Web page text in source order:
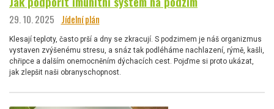
29. 10. 2025 Jídelní plán
Klesají teploty, často prší a dny se zkracují. S podzimem je náš organizmus
vystaven zvýšenému stresu, a snáz tak podléháme nachlazení, rýmě, kašli,
chřipce a dalším onemocněním dýchacích cest. Pojďme si proto ukázat,
jak zlepšit naši obranyschopnost.